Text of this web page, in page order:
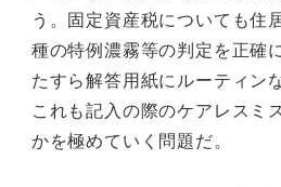
う。固定資産税についても住
種の特例濃霧等の判定を正確
たすら解答用紙にルーティン
これも記入の際のケアレスミ
かを極めていく問題だ。